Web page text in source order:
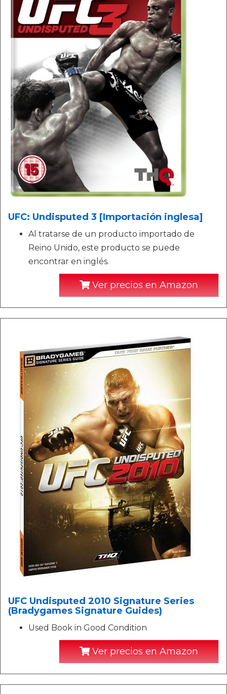
UFC: Undisputed 3 [Importación inglesa]
Al tratarse de un producto importado de
Reino Unido, este producto se puede
encontrar en inglés.
Ver precios en Amazon
UFC Undisputed 2010 Signature Series
(Bradygames Signature Guides)
Used Book in Good Condition
Ver precios en Amazon